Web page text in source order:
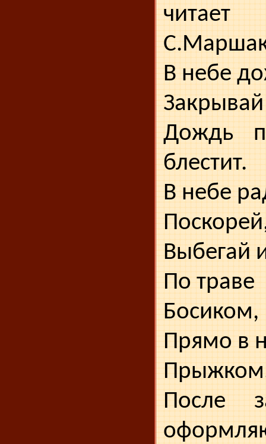
читает
В небе
Закрывай
Дождь
блестит.
В небе
Выбегай
По траве
Босиком,
Прямо в
После